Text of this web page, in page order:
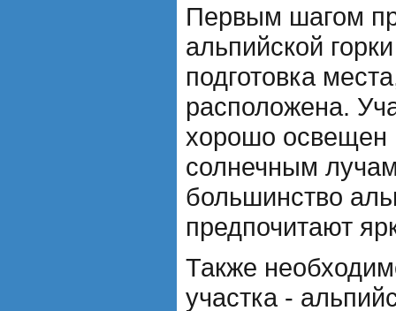
Первым шагом
альпийской
подготовка
расположена.
хорошо освещен
солнечным
большинство
предпочитают
Также
участка -